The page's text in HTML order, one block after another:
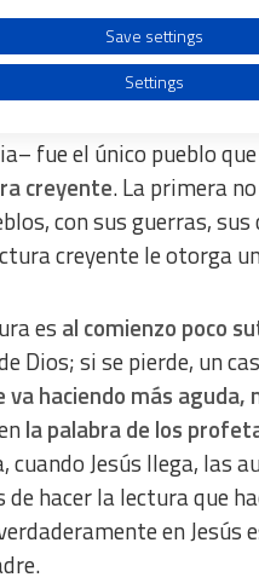
a Jesús
fue el único pueblo que
creyente. La primera
con sus guerras,
creyente le otorga
es al comienzo poco
Dios; si se pierde, un
va haciendo más aguda,
la palabra de los
cuando Jesús llega, las
de hacer la lectura que
en Jesús
different sources
Save settings
Settings